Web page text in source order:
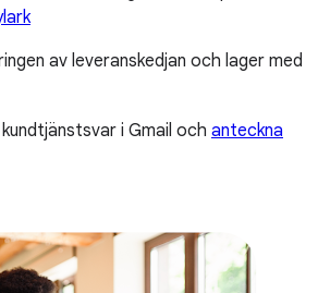
av leveranskedjan och lager med
i Gmail och anteckna